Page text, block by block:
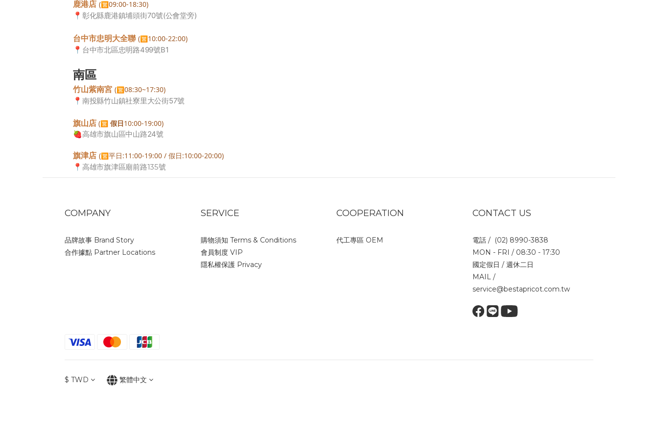
鹿港店 (🈺09:00-18:30)
📍 彰化縣鹿港鎮埔頭街70號(公會堂旁)
台中市忠明大全聯 (🈺 10:00-22:00)
📍 台中市北區忠明路499號B1
南區
竹山紫南宮 (🈺08:30~17:30)
📍 南投縣竹山鎮社寮里大公街57號
旗山店 (🈺 假日10:00-19:00)
🍓高雄市旗山區中山路24號
旗津店 (🈺平日:11:00-19:00 / 假日:10:00-20:00)
📍 高雄市旗津區廟前路135號
COMPANY
品牌故事 Brand Story
合作據點 Partner Locations
SERVICE
購物須知 Terms & Conditions
會員制度 VIP
隱私權保護 Privacy
COOPERATION
代工專區 OEM
CONTACT US
電話 / (02) 8990-3838
MON - FRI / 08:30 - 17:30
國定假日 / 週休二日
MAIL /
service@bestapricot.com.tw
$ TWD 繁體中文